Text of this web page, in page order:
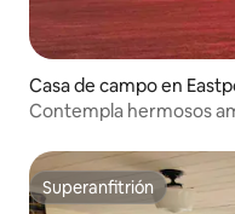
Casa de campo en
Contempla hermosos
Superanfitrión
Superanfitrión